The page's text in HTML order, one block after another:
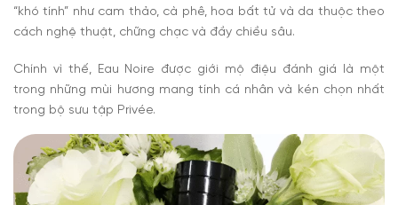
“khó tính” như cam thảo, cà phê, hoa bất tử và da thuộc theo
cách nghệ thuật, chững chạc và đầy chiều sâu.
Chính vì thế, Eau Noire được giới mộ điệu đánh giá là một
trong những mùi hương mang tính cá nhân và kén chọn nhất
trong bộ sưu tập Privée.